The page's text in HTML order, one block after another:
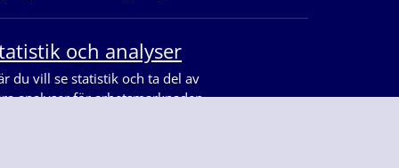
och analyser
du vill se statistik och ta del av
analyser för arbetsmarknaden